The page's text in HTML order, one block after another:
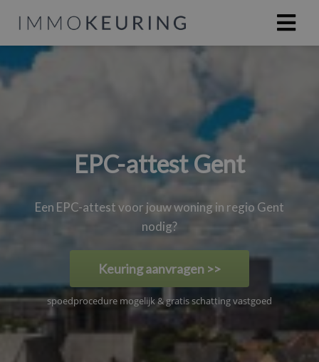
EPC-attest Gent
Een EPC-attest voor jouw woning in regio Gent
nodig?
Keuring aanvragen >>
spoedprocedure mogelijk & gratis schatting vastgoed